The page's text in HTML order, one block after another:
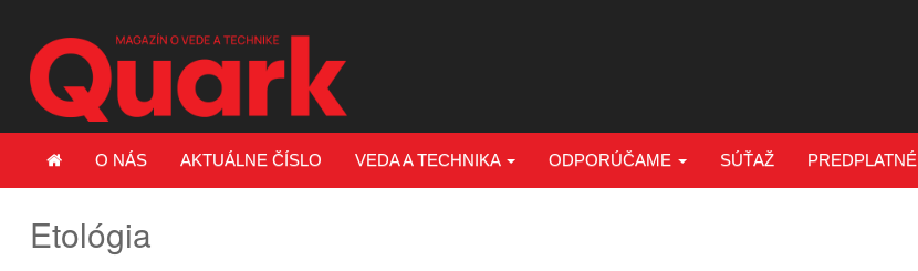
O NÁS AKTUÁLNE ČÍSLO VEDA A TECHNIKA ODPORÚČAME SÚŤAŽ PREDPLATNÉ
Etológia